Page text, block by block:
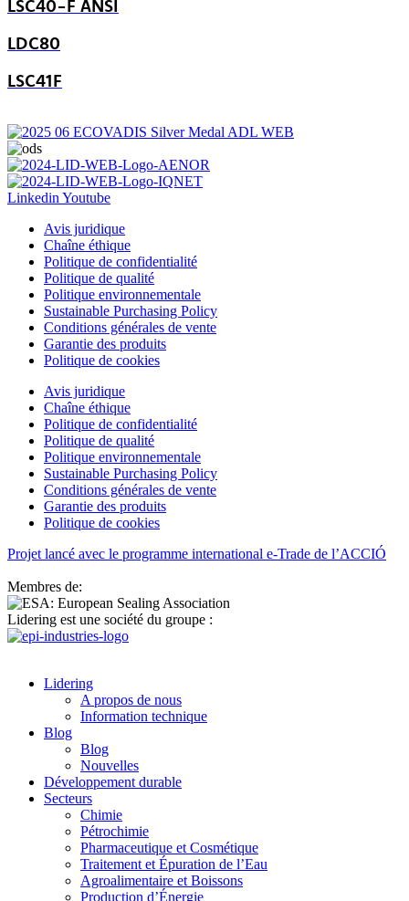
LSC40-F ANSI
LDC80
LSC41F
Linkedin Youtube
Avis juridique
Chaîne éthique
Politique de confidentialité
Politique de qualité
Politique environnementale
Sustainable Purchasing Policy
Conditions générales de vente
Garantie des produits
Politique de cookies
Avis juridique
Chaîne éthique
Politique de confidentialité
Politique de qualité
Politique environnementale
Sustainable Purchasing Policy
Conditions générales de vente
Garantie des produits
Politique de cookies
Projet lancé avec le programme international e-Trade de l’ACCIÓ
Membres de:
Lidering est une société du groupe :
Lidering
A propos de nous
Information technique
Blog
Blog
Nouvelles
Développement durable
Secteurs
Chimie
Pétrochimie
Pharmaceutique et Cosmétique
Traitement et Épuration de l’Eau
Agroalimentaire et Boissons
Production d’Énergie